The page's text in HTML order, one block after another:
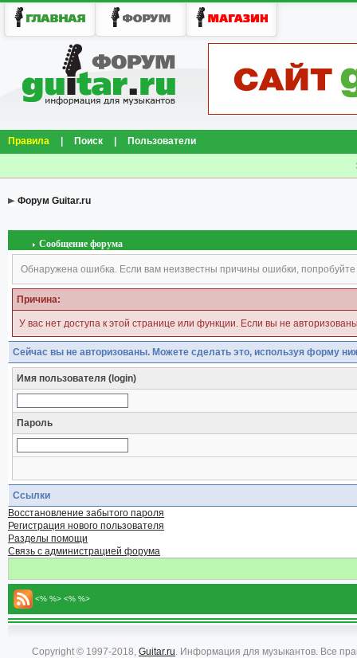
Правила Поиск Пользователи
Форум Guitar.ru
Сообщение форума
Обнаружена ошибка. Если вам неизвестны причины ошибки, попробуйте
Причина:
У вас нет доступа к этой странице или функции. Если вы не
Сейчас вы не авторизованы. Можете сделать это, используя форму
Имя пользователя (login)
Пароль
Ссылки
Восстановление забытого пароля
Регистрация нового пользователя
Разделы помощи
Связь с администрацией форума
<% %> <% %>
Copyright © 1997-2018, Guitar.ru. Информация для музыкантов. Все